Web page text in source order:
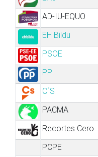
AD-IU-EQUO
EH Bildu
PSOE
PP
C´S
PACMA
Recortes Cero
PCPE